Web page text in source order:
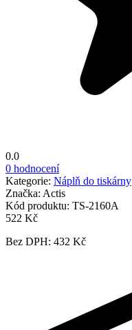
0.0
0 hodnocení
Kategorie: Náplň do tiskárny
Značka: Actis
Kód produktu: TS-2160A
522 Kč
Bez DPH: 432 Kč